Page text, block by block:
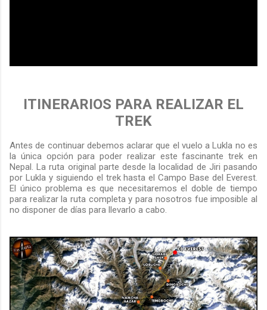
ITINERARIOS PARA REALIZAR EL
TREK
Antes de continuar debemos aclarar que el vuelo a Lukla no es
la única opción para poder realizar este fascinante trek en
Nepal. La ruta original parte desde la localidad de Jiri pasando
por Lukla y siguiendo el trek hasta el Campo Base del Everest.
El único problema es que necesitaremos el doble de tiempo
para realizar la ruta completa y para nosotros fue imposible al
no disponer de días para llevarlo a cabo.